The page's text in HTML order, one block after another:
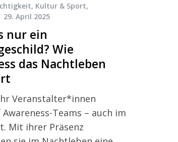
, Kultur & Sport,
29. April 2025
nur ein
Wie
das Nachtleben
Veranstalter*innen
Teams – auch im
Mit ihrer Präsenz